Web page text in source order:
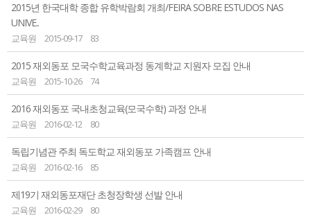
2015년 한국대학 종합 유학박람회 개최/FEIRA SOBRE ESTUDOS NAS
UNIVE..
교육원 2015-09-17 83
2015 재외동포 모국수학교육과정 동계학교 지원자 모집 안내
교육원 2015-10-26 74
2016 재외동포 국내초청교육(모국수학) 과정 안내
교육원 2016-02-12 80
독립기념관 주최 독도학교 재외동포 가족캠프 안내
교육원 2016-02-16 85
제19기 재외동포재단 초청장학생 선발 안내
교육원 2016-02-29 80